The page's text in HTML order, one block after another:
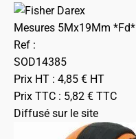
Mesures 5Mx19Mm *Fd*
Ref :
SOD14385
Prix HT : 4,85 € HT
Prix TTC : 5,82 € TTC
Diffusé sur le site